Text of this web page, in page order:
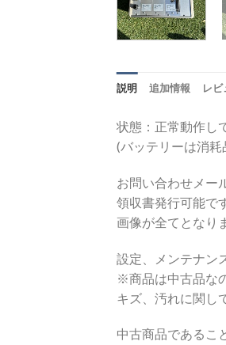
説明 追加情報 レビ
状態：正常動作し
(バッテリーは消
お問い合わせメー
領収書発行可能で
画像が全てとなり
設定、メンテナン
※商品は中古品な
キズ、汚れに関し
中古商品であるこ